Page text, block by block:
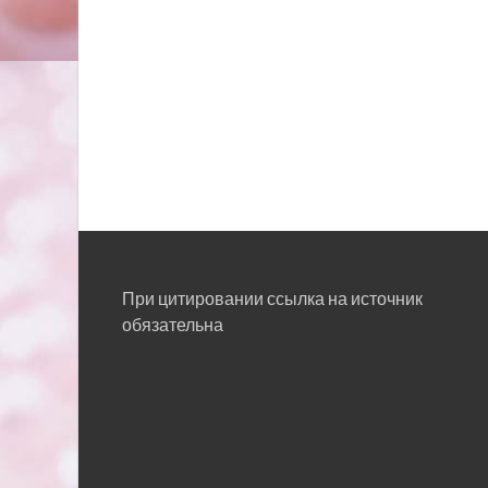
При цитировании ссылка на источник
обязательна